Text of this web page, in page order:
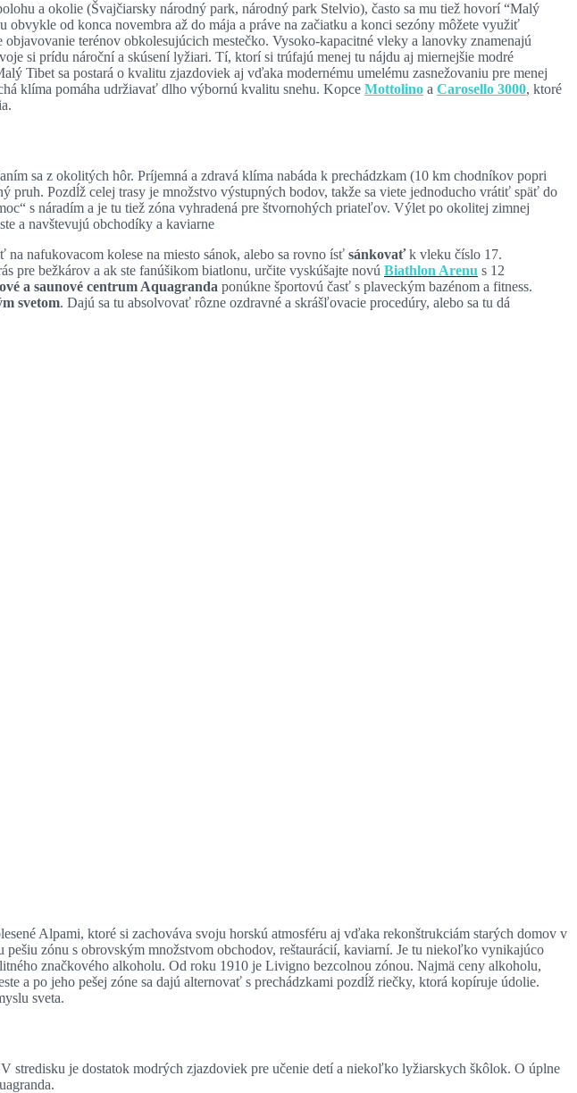
a okolie (Švajčiarsky národný park, národný park Stelvio), často sa mu tiež hovorí “Malý
od konca novembra až do mája a práve na začiatku a konci sezóny môžete využiť
terénov obkolesujúcich mestečko. Vysoko-kapacitné vleky a lanovky znamenajú
si prídu nároční a skúsení lyžiari. Tí, ktorí si trúfajú menej tu nájdu aj miernejšie modré
Tibet sa postará o kvalitu zjazdoviek aj vďaka modernému umelému zasnežovaniu pre menej
klíma pomáha udržiavať dlho výbornú kvalitu snehu. Kopce Mottolino a Carosello 3000, ktoré
sa z okolitých hôr. Príjemná a zdravá klíma nabáda k prechádzkam (10 km chodníkov popri
Pozdĺž celej trasy je množstvo výstupných bodov, takže sa viete jednoducho vrátiť späť do
s náradím a je tu tiež zóna vyhradená pre štvornohých priateľov. Výlet po okolitej zimnej
a navštevujú obchodíky a kaviarne
nafukovacom kolese na miesto sánok, alebo sa rovno ísť sánkovaťk vleku číslo 17.
pre bežkárov a ak ste fanúšikom biatlonu, určite vyskúšajte novú Biathlon Arenu s 12
a saunové centrum Aquagranda ponúkne športovú časť s plaveckým bazénom a fitness.
svetom. Dajú sa tu absolvovať rôzne ozdravné a skrášľovacie procedúry, alebo sa tu dá
Alpami, ktoré si zachováva svoju horskú atmosféru aj vďaka rekonštrukciám starých domov v
zónu s obrovským množstvom obchodov, reštaurácií, kaviarní. Je tu niekoľko vynikajúco
značkového alkoholu. Od roku 1910 je Livigno bezcolnou zónou. Najmä ceny alkoholu,
a po jeho pešej zóne sa dajú alternovať s prechádzkami pozdĺž riečky, ktorá kopíruje údolie.
sveta.
stredisku je dostatok modrých zjazdoviek pre učenie detí a niekoľko lyžiarskych škôlok. O úplne